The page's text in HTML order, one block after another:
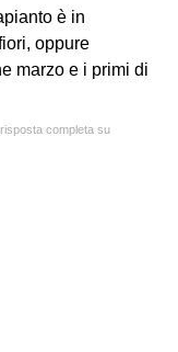
è in
oppure
marzo e i primi di
completa su